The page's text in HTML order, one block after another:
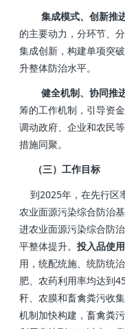
集成模式、创新推
的主要动力，分环节、
集成创新，构建单项突
升整体防治水平。
健全机制、协同推
筹的工作机制，引导资
调动政府、企业和农民
措施同聚。
（三）工作目标
到2025年，在先行区
农业面源污染综合防治
进农业面源污染综合防
平整体提升。投入品使
用，统配统施、统防统
肥、农药利用率均达到
秆、农膜和畜禽粪污收
机制加快构建，畜禽粪